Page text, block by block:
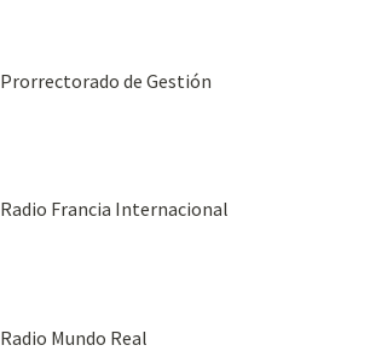
Prorrectorado de Gestión
Radio Francia Internacional
Radio Mundo Real